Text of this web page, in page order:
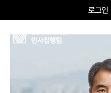
로그인
김인원 Senior Partner Attorney